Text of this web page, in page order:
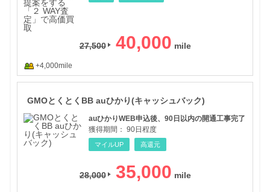
27,500 40,000
+4,000mile
GMOとくとくBB auひかり(キャッシュバック)
auひかりWEB申込後、90日以内の開通工事完了
獲得期間： 90日程度
マイルUP 高還元
28,000 35,000